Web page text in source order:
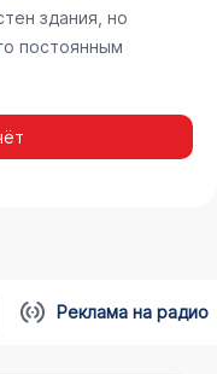
здания, но
постоянным
Реклама на радио